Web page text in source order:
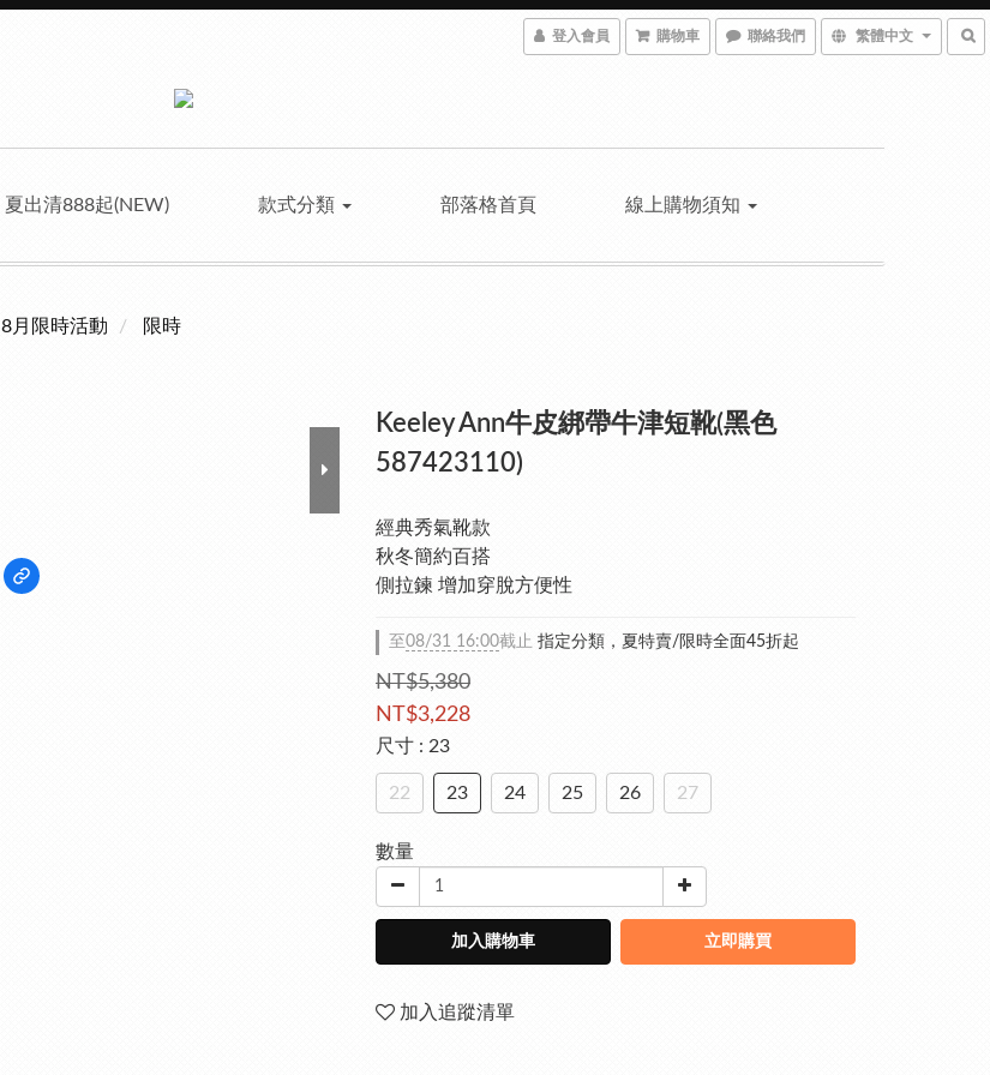
登入會員 購物車 聯絡我們 繁體中文
夏出清888起(NEW) 款式分類 部落格首頁 線上購物須知
8月限時活動 限時
Keeley Ann牛皮綁帶牛津短靴(黑色
587423110)
經典秀氣靴款
秋冬簡約百搭
側拉鍊 增加穿脫方便性
至08/31 16:00截止 指定分類，夏特賣/限時全面45折起
NT$5,380
NT$3,228
尺寸 : 23
22 23 24 25 26 27
數量
加入購物車 立即購買
加入追蹤清單